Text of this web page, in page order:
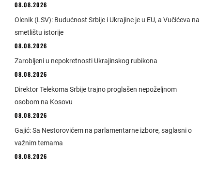
08.08.2026
Olenik (LSV): Budućnost Srbije i Ukrajine je u EU, a Vučićeva na
smetlištu istorije
08.08.2026
Zarobljeni u nepokretnosti Ukrajinskog rubikona
08.08.2026
Direktor Telekoma Srbije trajno proglašen nepoželjnom
osobom na Kosovu
08.08.2026
Gajić: Sa Nestorovićem na parlamentarne izbore, saglasni o
važnim temama
08.08.2026